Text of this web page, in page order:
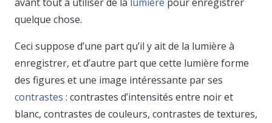
quelque chose.
Ceci suppose d’une part qu’il y ait de la lumière à
enregistrer, et d’autre part que cette lumière forme
des figures et une image intéressante par ses
contrastes : contrastes d’intensités entre noir et
blanc, contrastes de couleurs, contrastes de textures,